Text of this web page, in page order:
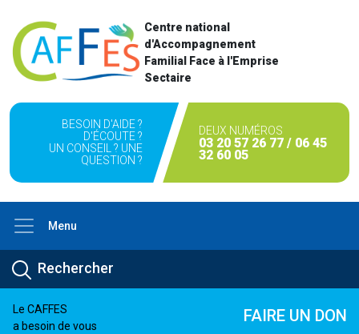
Centre national
d'Accompagnement
Familial Face à l'Emprise
Sectaire
BESOIN D'AIDE ?
D'ÉCOUTE ?
UN CONSEIL ? UNE
QUESTION ?
DEUX NUMÉROS
03 20 57 26 77 / 06 45
32 60 05
Menu
Le CAFFES
a besoin de vous
FAIRE UN DON